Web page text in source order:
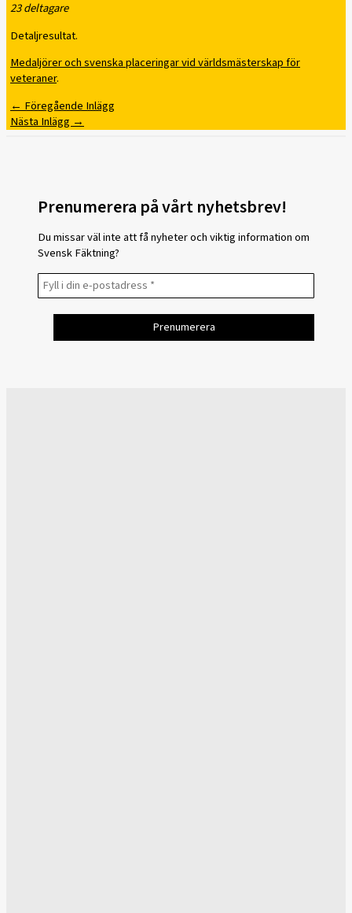
23 deltagare
Detaljresultat.
Medaljörer och svenska placeringar vid världsmästerskap för
veteraner.
← Föregående Inlägg
Nästa Inlägg →
Prenumerera på vårt nyhetsbrev!
Du missar väl inte att få nyheter och viktig information om
Svensk Fäktning?